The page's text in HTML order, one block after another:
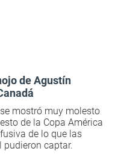
de Agustín
mostró muy molesto
de la Copa América
de lo que las
captar.